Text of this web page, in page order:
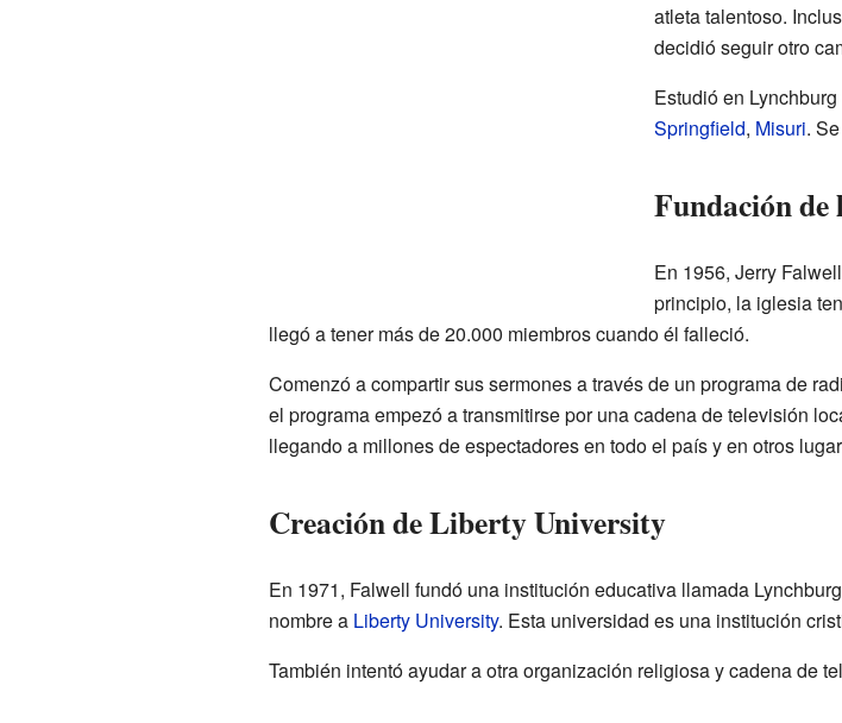
atleta talentoso.
decidió seguir otro
Estudió en
Springfield, Misuri.
Fundación de
En 1956, Jerry
principio, la iglesia
llegó a tener más de 20.000 miembros cuando él falleció.
Comenzó a compartir sus sermones a través de un programa de
el programa empezó a transmitirse por una cadena de televisión
llegando a millones de espectadores en todo el país y en otros
Creación de Liberty University
En 1971, Falwell fundó una institución educativa llamada
nombre a Liberty University. Esta universidad es una institución
También intentó ayudar a otra organización religiosa y cadena de